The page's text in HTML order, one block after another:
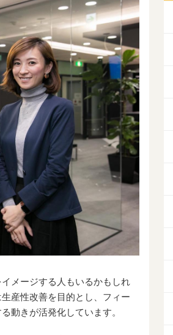
メージする人もいるかもしれ
産性改善を目的とし、フィー
動きが活発化しています。